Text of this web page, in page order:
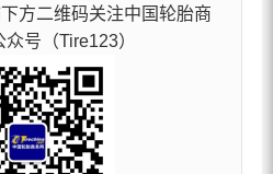
方二维码关注中国轮胎商
号（Tire123）